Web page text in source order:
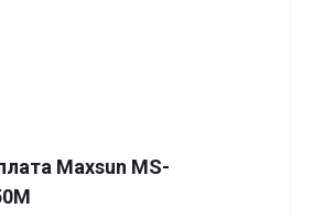
Maxsun MS-